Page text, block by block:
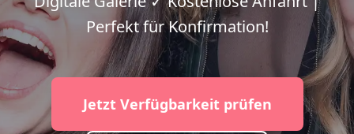
Perfekt für Konfirmation!
Jetzt Verfügbarkeit prüfen